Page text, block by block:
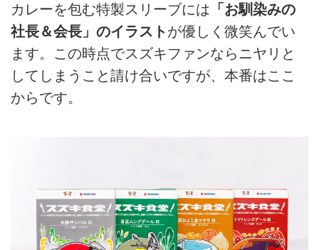
カレーを包む特製スリーブには 「お馴染みの
社長＆会長」のイラスト が優しく微笑んでい
ます。この時点でスズキファンならニヤリと
してしまうこと請け合いですが、本番はここ
からです。